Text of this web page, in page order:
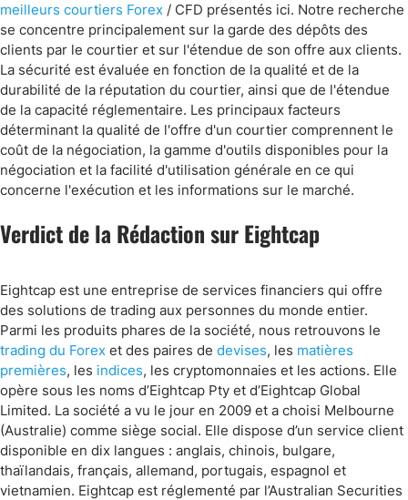
meilleurs courtiers Forex / CFD présentés ici. Notre recherche
se concentre principalement sur la garde des dépôts des
clients par le courtier et sur l'étendue de son offre aux clients.
La sécurité est évaluée en fonction de la qualité et de la
durabilité de la réputation du courtier, ainsi que de l'étendue
de la capacité réglementaire. Les principaux facteurs
déterminant la qualité de l'offre d'un courtier comprennent le
coût de la négociation, la gamme d'outils disponibles pour la
négociation et la facilité d'utilisation générale en ce qui
concerne l'exécution et les informations sur le marché.
Verdict de la Rédaction sur Eightcap
Eightcap est une entreprise de services financiers qui offre
des solutions de trading aux personnes du monde entier.
Parmi les produits phares de la société, nous retrouvons le
trading du Forex et des paires de devises, les matières
premières, les indices, les cryptomonnaies et les actions. Elle
opère sous les noms d’Eightcap Pty et d’Eightcap Global
Limited. La société a vu le jour en 2009 et a choisi Melbourne
(Australie) comme siège social. Elle dispose d’un service client
disponible en dix langues : anglais, chinois, bulgare,
thaïlandais, français, allemand, portugais, espagnol et
vietnamien. Eightcap est réglementé par l’Australian Securities